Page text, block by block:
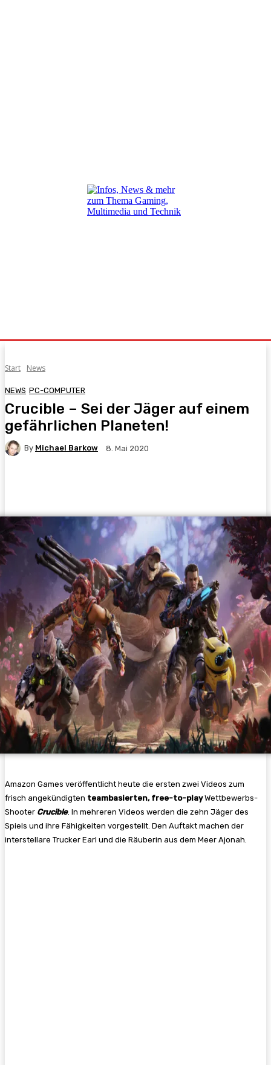
Start News
NEWS PC-COMPUTER
Crucible – Sei der Jäger auf einem
gefährlichen Planeten!
By Michael Barkow 8. Mai 2020
Amazon Games veröffentlicht heute die ersten zwei Videos zum
frisch angekündigten teambasierten, free-to-playWettbewerbs-
Shooter Crucible. In mehreren Videos werden die zehn Jäger des
Spiels und ihre Fähigkeiten vorgestellt. Den Auftakt machen der
interstellare Trucker Earl und die Räuberin aus dem Meer Ajonah.